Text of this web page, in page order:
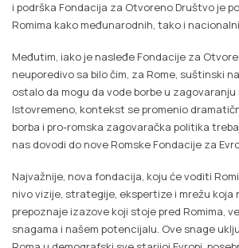
i podrška Fondacija za Otvoreno Društvo je
Romima kako međunarodnih, tako i
Međutim, iako je nasleđe Fondacije za
neuporedivo sa bilo čim, za Rome, suštinski
ostalo da mogu da vode borbe u
Istovremeno, kontekst se promenio
borba i pro-romska zagovaračka politika
nas dovodi do nove Romske Fondacije za
Najvažnije, nova fondacija, koju će voditi
nivo vizije, strategije, ekspertize i mrežu koja
prepoznaje izazove koji stoje pred Romima,
snagama i našem potencijalu. Ove snage